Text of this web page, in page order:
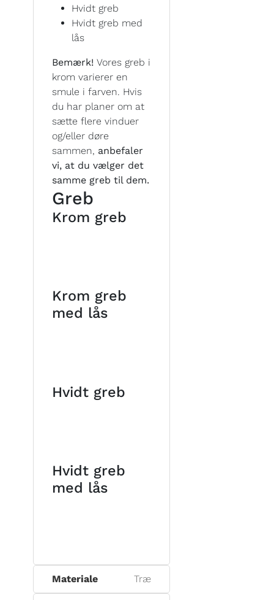
Hvidt greb
Hvidt greb med
lås
Bemærk! Vores greb i
krom varierer en
smule i farven. Hvis
du har planer om at
sætte flere vinduer
og/eller døre
sammen, anbefaler
vi, at du vælger det
samme greb til dem.
Greb
Krom greb
Krom greb
med lås
Hvidt greb
Hvidt greb
med lås
Materiale Træ